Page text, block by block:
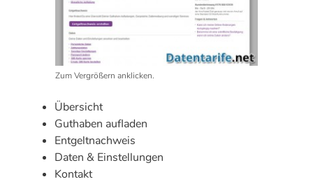
Zum Vergrößern anklicken.
Übersicht
Guthaben aufladen
Entgeltnachweis
Daten & Einstellungen
Kontakt